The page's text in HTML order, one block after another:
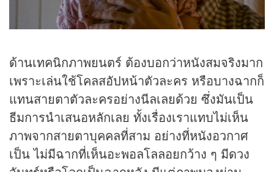
ด้านเทคนิกภาพยนตร์ ต้องบอกว่าหนังสมจริงมาก
เพราะเล่นใช้โคลสอัปหน้าตัวละคร หรือบางฉากก็
แทนสายตาตัวละครอย่างนีลเลยด้วย ซึ่งมันเป็น
ธีมการนำเสนอหลักเลย ทั้งเรื่องเราแทบไม่เห็น
ภาพจากสายตาบุคคลที่สาม อย่างที่หนังอวกาศ
เป็น ไม่มีฉากที่เห็นอะพอลโลลอยกว้าง ๆ มีดวง